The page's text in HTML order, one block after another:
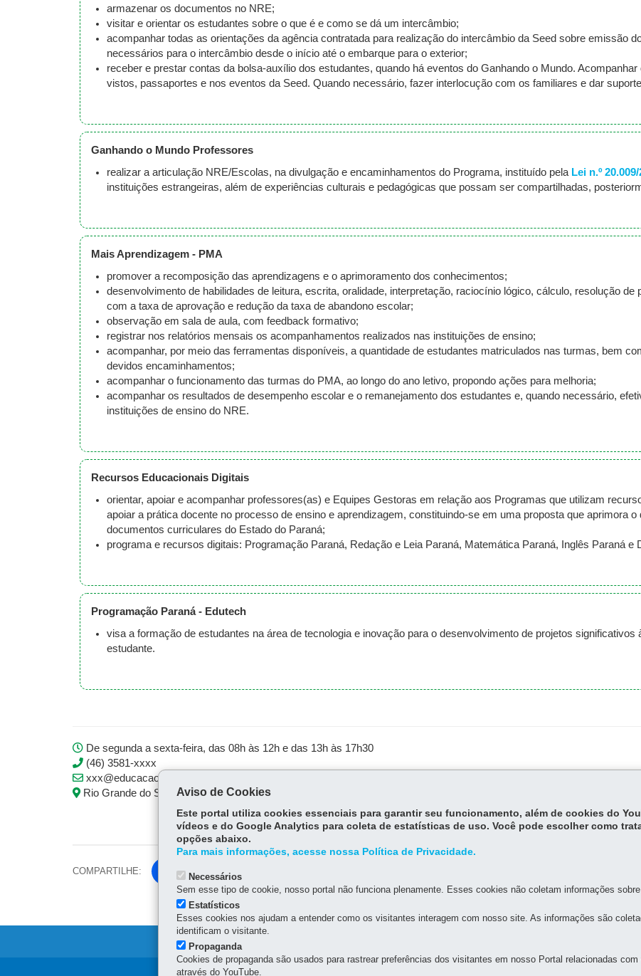
armazenar os documentos no NRE;
visitar e orientar os estudantes sobre o que é e como se dá um intercâmbio;
acompanhar todas as orientações da agência contratada para realização do intercâmbio da Seed sobre emissão
necessários para o intercâmbio desde o início até o embarque para o exterior;
receber e prestar contas da bolsa-auxílio dos estudantes, quando há eventos do Ganhando o Mundo.
vistos, passaportes e nos eventos da Seed. Quando necessário, fazer interlocução com os familiares e dar
Ganhando o Mundo Professores
realizar a articulação NRE/Escolas, na divulgação e encaminhamentos do Programa, instituído pela Lei n.º
instituições estrangeiras, além de experiências culturais e pedagógicas que possam ser compartilhadas,
Mais Aprendizagem - PMA
promover a recomposição das aprendizagens e o aprimoramento dos conhecimentos;
desenvolvimento de habilidades de leitura, escrita, oralidade, interpretação, raciocínio lógico, cálculo, resolução
com a taxa de aprovação e redução da taxa de abandono escolar;
observação em sala de aula, com feedback formativo;
registrar nos relatórios mensais os acompanhamentos realizados nas instituições de ensino;
acompanhar, por meio das ferramentas disponíveis, a quantidade de estudantes matriculados nas turmas, bem
devidos encaminhamentos;
acompanhar o funcionamento das turmas do PMA, ao longo do ano letivo, propondo ações para melhoria;
acompanhar os resultados de desempenho escolar e o remanejamento dos estudantes e, quando necessário,
instituições de ensino do NRE.
Recursos Educacionais Digitais
orientar, apoiar e acompanhar professores(as) e Equipes Gestoras em relação aos Programas que utilizam
apoiar a prática docente no processo de ensino e aprendizagem, constituindo-se em uma proposta que aprimora
documentos curriculares do Estado do Paraná;
programa e recursos digitais: Programação Paraná, Redação e Leia Paraná, Matemática Paraná, Inglês Paraná e
Programação Paraná - Edutech
visa a formação de estudantes na área de tecnologia e inovação para o desenvolvimento de projetos
estudante.
De segunda a sexta-feira, das 08h às 12h e das 13h às 17h30
(46) 3581-xxxx
xxx@educacao.pr.gov.br
Rio Grande do Sul, 321, Salas 04 e 05 - Centro, Dois Vizinhos
COMPARTILHE:
Fa
ce
bo
ok
Tw
itt
er
Aviso de Cookies
Este portal utiliza cookies essenciais para garantir seu funcionamento, além de cookies do
vídeos e do Google Analytics para coleta de estatísticas de uso. Você pode escolher como
opções abaixo.
Para mais informações, acesse nossa Política de Privacidade.
Necessários
Sem esse tipo de cookie, nosso portal não funciona plenamente. Esses cookies não coletam informações
Estatísticos
Esses cookies nos ajudam a entender como os visitantes interagem com nosso site. As informações são
identificam o visitante.
Propaganda
Cookies de propaganda são usados para rastrear preferências dos visitantes em nosso Portal relacionadas
através do YouTube.